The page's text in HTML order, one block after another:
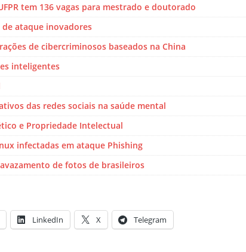
tem 136 vagas para mestrado e doutorado
ataque inovadores
de cibercriminosos baseados na China
inteligentes
das redes sociais na saúde mental
e Propriedade Intelectual
infectadas em ataque Phishing
de fotos de brasileiros
LinkedIn X Telegram